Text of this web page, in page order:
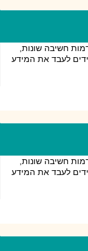
חשיבה שונות,
לעבד את המידע
חשיבה שונות,
לעבד את המידע